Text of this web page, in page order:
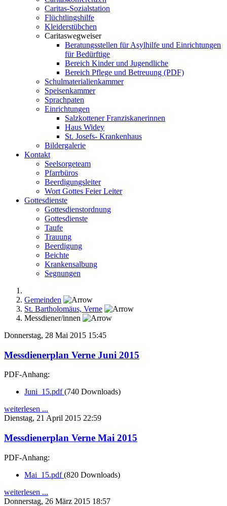
Caritas-Sozialstation
Flüchtlingshilfe
Kleiderstübchen
Caritaswegweiser
Beratungsstellen für Asylhilfe und Einrichtungen
für Bedürftige
Bereich Kinder und Jugendliche
Bereich Pflege und Betreuung (PDF)
Schulmaterialienkammer
Speisenkammer
Sprachpaten
Einrichtungen
Salzkottener Franziskanerinnen
Haus Widey
St. Josefs- Krankenhaus
Bildergalerie
Kontakt
Seelsorgeteam
Pfarrbüros
Beerdigungsleiter
Wort Gottes Feier Leiter
Gottesdienste
Gottesdienstordnung
Gottesdienste
Taufe
Trauung
Beerdigung
Beichte
Krankensalbung
Segnungen
Gemeinden
St. Bartholomäus, Verne
Messdiener/innen
Donnerstag, 28 Mai 2015 15:45
Messdienerplan Verne Juni 2015
PDF-Anhang:
Juni_15.pdf(740 Downloads)
weiterlesen ...
Dienstag, 21 April 2015 22:59
Messdienerplan Verne Mai 2015
PDF-Anhang:
Mai_15.pdf(820 Downloads)
weiterlesen ...
Donnerstag, 26 März 2015 18:57